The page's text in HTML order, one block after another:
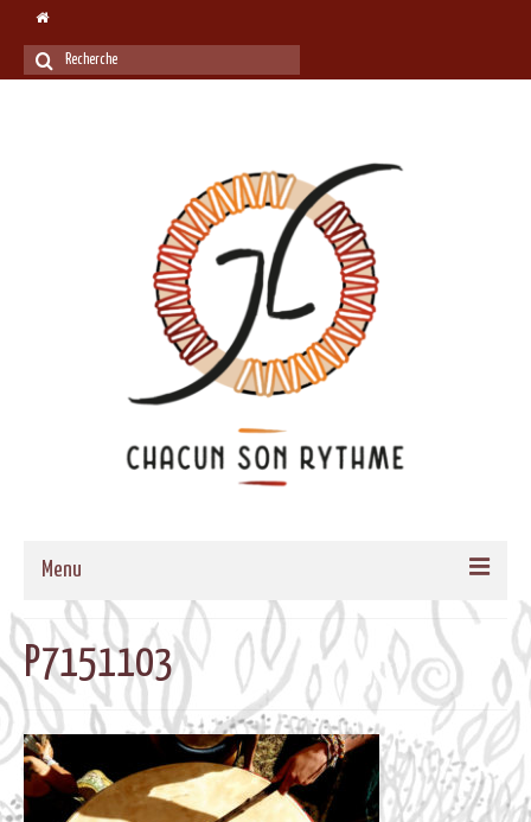
Rechercher
:
Menu
ACCUEIL
QUI SOMMES-NOUS
NOS PROPOSITIONS
TAMBOURS MEDECINE
P7151103